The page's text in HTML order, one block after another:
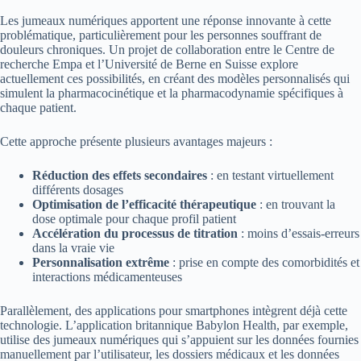
Les jumeaux numériques apportent une réponse innovante à cette
problématique, particulièrement pour les personnes souffrant de
douleurs chroniques. Un projet de collaboration entre le Centre de
recherche Empa et l’Université de Berne en Suisse explore
actuellement ces possibilités, en créant des modèles personnalisés qui
simulent la pharmacocinétique et la pharmacodynamie spécifiques à
chaque patient.
Cette approche présente plusieurs avantages majeurs :
Réduction des effets secondaires : en testant virtuellement
différents dosages
Optimisation de l’efficacité thérapeutique : en trouvant la
dose optimale pour chaque profil patient
Accélération du processus de titration : moins d’essais-erreurs
dans la vraie vie
Personnalisation extrême : prise en compte des comorbidités et
interactions médicamenteuses
Parallèlement, des applications pour smartphones intègrent déjà cette
technologie. L’application britannique Babylon Health, par exemple,
utilise des jumeaux numériques qui s’appuient sur les données fournies
manuellement par l’utilisateur, les dossiers médicaux et les données